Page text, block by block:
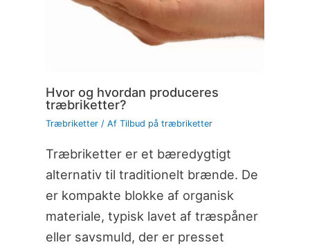
Hvor og hvordan produceres
træbriketter?
Træbriketter/ Af Tilbud på træbriketter
Træbriketter er et bæredygtigt
alternativ til traditionelt brænde. De
er kompakte blokke af organisk
materiale, typisk lavet af træspåner
eller savsmuld, der er presset